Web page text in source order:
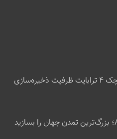
این کارت حافظه کوچک ۴ ترابایت ظرفیت ذخیره‌سازی